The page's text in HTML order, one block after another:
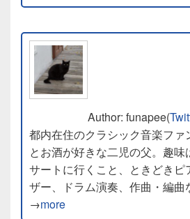
Author: funapee(
都内在住のクラシック音楽ファ
とお酒が好きな二児の父。趣味
サートに行くこと、ときどきピ
ザー、ドラム演奏、作曲・編曲
→more